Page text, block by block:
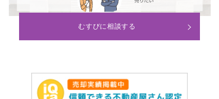
むすびに相談する